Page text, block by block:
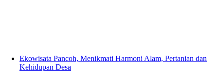
Ekowisata Pancoh, Menikmati Harmoni Alam, Pertanian dan
Kehidupan Desa